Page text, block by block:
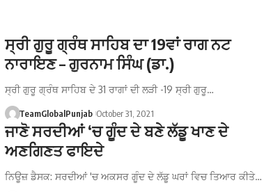
ਸ੍ਰੀ ਗੁਰੂ ਗ੍ਰੰਥ ਸਾਹਿਬ ਦਾ 19ਵਾਂ ਰਾਗ ਨਟ
ਨਾਰਾਇਣ – ਗੁਰਨਾਮ ਸਿੰਘ (ਡਾ.)
ਸ੍ਰੀ ਗੁਰੂ ਗ੍ਰੰਥ ਸਾਹਿਬ ਦੇ 31 ਰਾਗਾਂ ਦੀ ਲੜੀ -19 ਸ੍ਰੀ ਗੁਰੂ…
TeamGlobalPunjab October 31, 2021
ਜਾਣੋ ਸਰਦੀਆਂ ‘ਚ ਗੂੰਦ ਦੇ ਬਣੇ ਲੱਡੂ ਖਾਣ ਦੇ
ਅਣਗਿਣਤ ਫਾਇਦੇ
ਨਿਊਜ਼ ਡੈਸਕ: ਸਰਦੀਆਂ 'ਚ ਅਕਸਰ ਗੂੰਦ ਦੇ ਲੱਡੂ ਘਰਾਂ ਵਿਚ ਤਿਆਰ ਕੀਤੇ…